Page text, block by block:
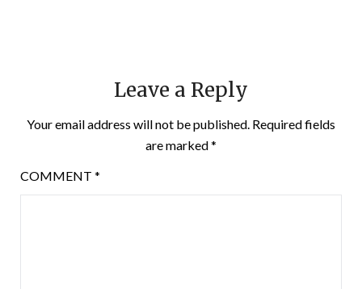
Leave a Reply
Your email address will not be published. Required fields
are marked*
COMMENT *